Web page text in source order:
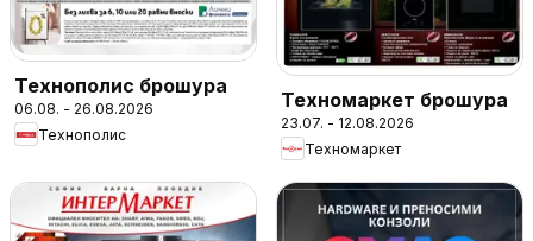
Технополис брошура
06.08. - 26.08.2026
Технополис
Техномаркет брошура
23.07. - 12.08.2026
Техномаркет